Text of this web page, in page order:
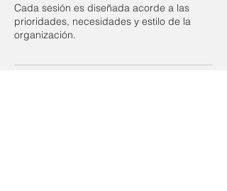
Cada sesión es diseñada acorde a las
prioridades, necesidades y estilo de la